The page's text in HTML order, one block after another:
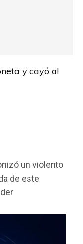
y cayó al
un violento
de este